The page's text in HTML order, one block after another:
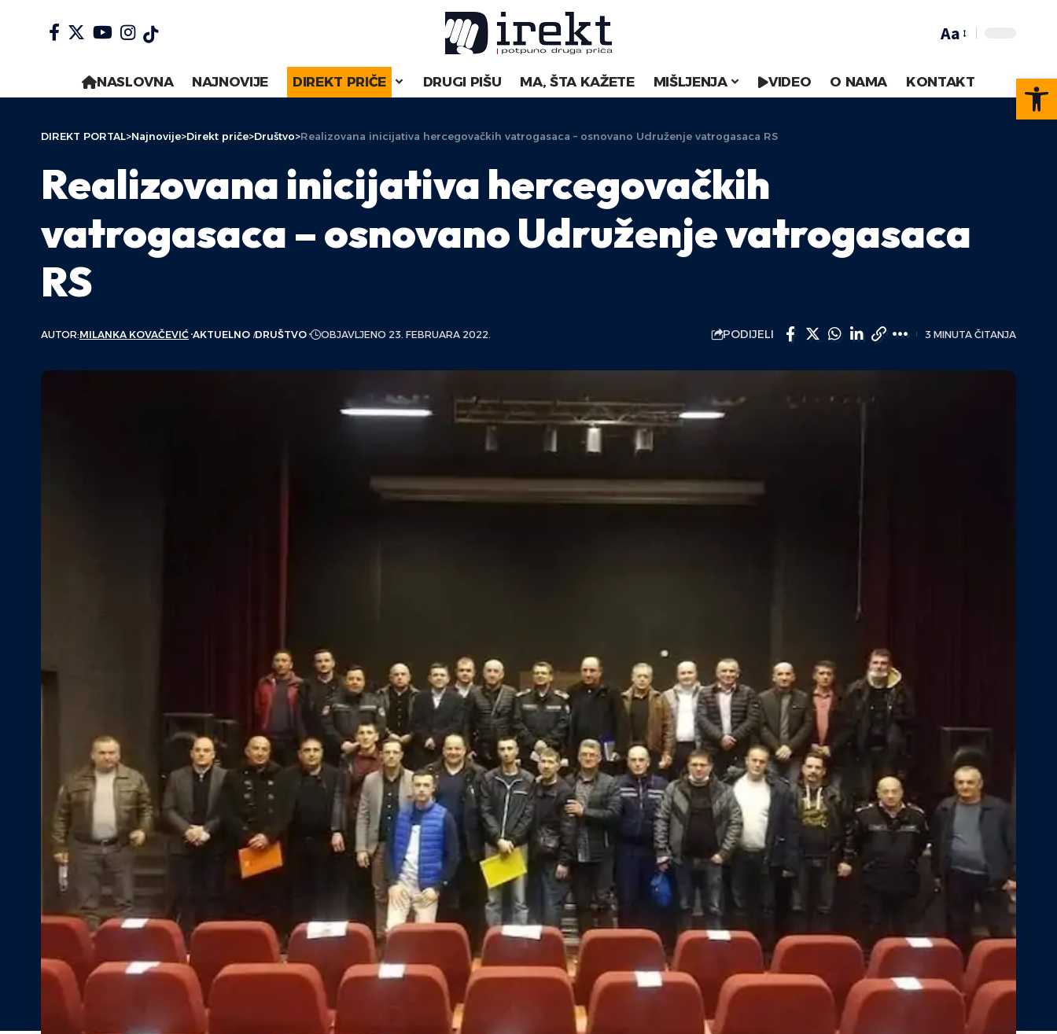
Aa
NASLOVNA NAJNOVIJE DIREKT PRIČE DRUGI PIŠU MA, ŠTA KAŽETE MIŠLJENJA VIDEO O NAMA KONTAKT
DIREKT PORTAL>Najnovije>Direkt priče>Društvo>Realizovana inicijativa hercegovačkih vatrogasaca – osnovano Udruženje vatrogasaca RS
Realizovana inicijativa hercegovačkih
vatrogasaca – osnovano Udruženje vatrogasaca
RS
AUTOR:MILANKA KOVAČEVIĆ AKTUELNO DRUŠTVO OBJAVLJENO 23. FEBRUARA 2022. PODIJELI 3 MINUTA ČITANJA